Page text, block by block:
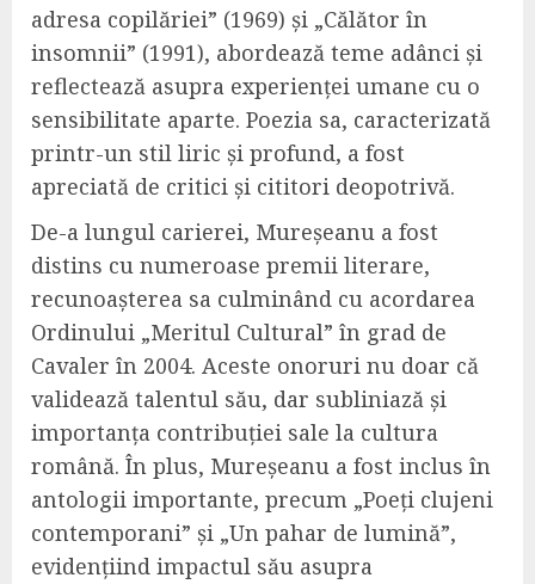
adresa copilăriei” (1969) și „Călător în
insomnii” (1991), abordează teme adânci și
reflectează asupra experienței umane cu o
sensibilitate aparte. Poezia sa, caracterizată
printr-un stil liric și profund, a fost
apreciată de critici și cititori deopotrivă.
De-a lungul carierei, Mureșeanu a fost
distins cu numeroase premii literare,
recunoașterea sa culminând cu acordarea
Ordinului „Meritul Cultural” în grad de
Cavaler în 2004. Aceste onoruri nu doar că
validează talentul său, dar subliniază și
importanța contribuției sale la cultura
română. În plus, Mureșeanu a fost inclus în
antologii importante, precum „Poeți clujeni
contemporani” și „Un pahar de lumină”,
evidențiind impactul său asupra